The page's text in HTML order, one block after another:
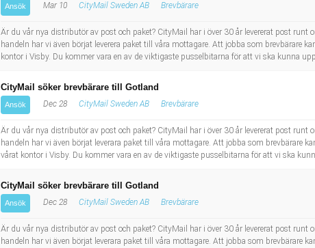
Ansök Mar 10 CityMail Sweden AB Brevbärare
Är du vår nya distributör av post och paket? CityMail har i över 30 år levererat post
handeln har vi även börjat leverera paket till våra mottagare. Att jobba som brevbärare
kontor i Visby. Du kommer vara en av de viktigaste pusselbitarna för att vi ska kunna
CityMail söker brevbärare till Gotland
Ansök Dec 28 CityMail Sweden AB Brevbärare
Är du vår nya distributör av post och paket? CityMail har i över 30 år levererat post
handeln har vi även börjat leverara paket till våra mottagare. Att jobba som brevbärare
vårat kontor i Visby. Du kommer vara en av de viktigaste pusselbitarna för att vi ska
CityMail söker brevbärare till Gotland
Ansök Dec 28 CityMail Sweden AB Brevbärare
Är du vår nya distributör av post och paket? CityMail har i över 30 år levererat post
handeln har vi även börjat leverara paket till våra mottagare. Att jobba som brevbärare